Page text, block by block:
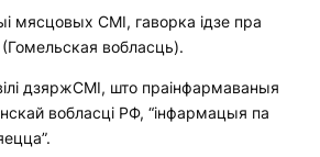
мясцовых СМІ, гаворка ідзе пра
вобласць).
дзяржСМІ, што праінфармаваныя
вобласці РФ, “інфармацыя па